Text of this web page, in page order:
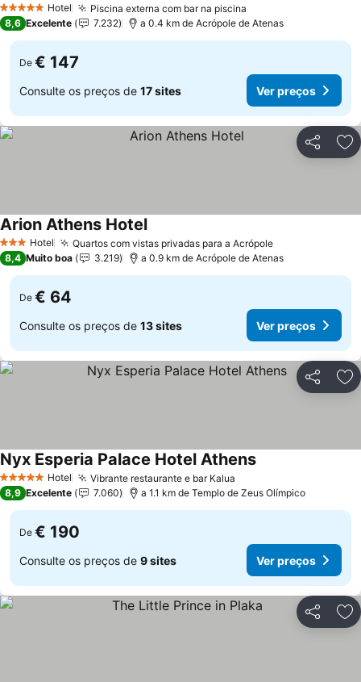
5 Estrelas Hotel Piscina externa com bar na piscina
8,6 Excelente 7.232 a 0.4 km de Acrópole de Atenas
De € 147
Consulte os preços de 17 sites Ver preços
Partilhar
3 EstrelasHotel Quartos com vistas privadas para a Acrópole
Arion Athens Hotel
8,4 Muito boa 3.219 a 0.9 km de Acrópole de Atenas
De € 64
Consulte os preços de 13 sites Ver preços
Partilhar
5 Estrelas Hotel Vibrante restaurante e bar Kalua
Nyx Esperia Palace Hotel Athens
8,9 Excelente 7.060 a 1.1 km de Templo de Zeus Olímpico
De € 190
Consulte os preços de 9 sites Ver preços
Partilhar